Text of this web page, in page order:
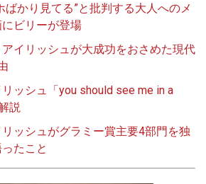
ばかり見てる”と批判する大人へのメ
ビリーが登場
イリッシュが大成功をおさめた現代
ッシュ「you should see me in a
説
ッシュがグラミー賞主要4部門を独
たこと